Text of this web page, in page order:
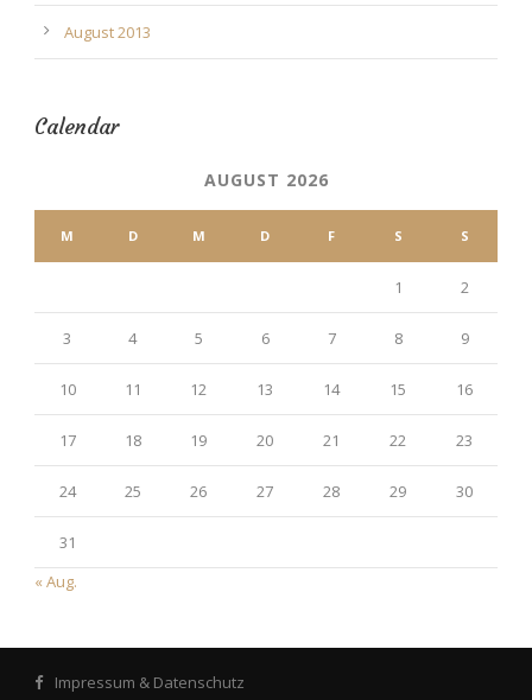
August 2013
Calendar
AUGUST 2026
M D M D F S S
1 2
3 4 5 6 7 8 9
10 11 12 13 14 15 16
17 18 19 20 21 22 23
24 25 26 27 28 29 30
31
« Aug.
Impressum & Datenschutz